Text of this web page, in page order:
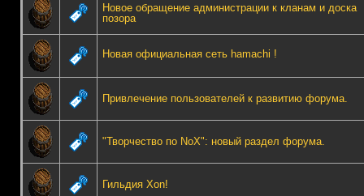
Новое обращение администрации к кланам и доска
позора
Новая официальная сеть hamachi !
Привлечение пользователей к развитию форума.
"Творчество по NoX": новый раздел форума.
Гильдия Xon!